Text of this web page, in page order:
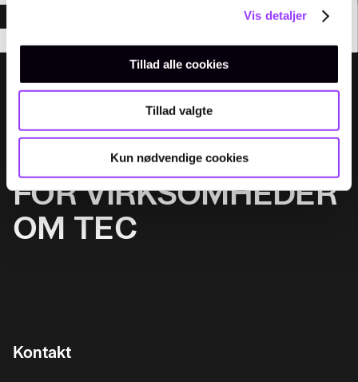
Vis detaljer
Tillad alle cookies
Tillad valgte
Kun nødvendige cookies
UDDANNELSER
KURSER
FOR VIRKSOMHEDER
OM TEC
Kontakt